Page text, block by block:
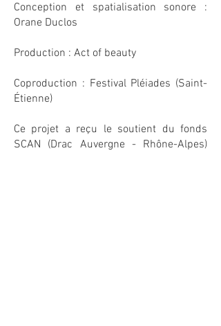
Conception et spatialisation sonore :
Orane Duclos
Production : Act of beauty
Coproduction : Festival Pléiades (Saint-
Étienne)
Ce projet a reçu le soutient du fonds
SCAN (Drac Auvergne - Rhône-Alpes)